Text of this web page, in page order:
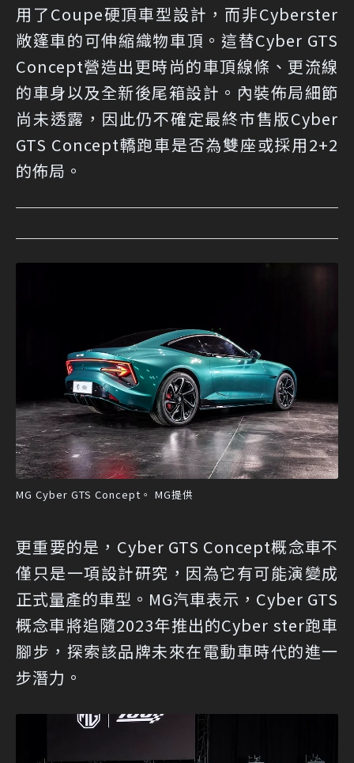
用了Coupe硬頂車型設計，而非Cyberster
敞篷車的可伸縮織物車頂。這替Cyber GTS
Concept營造出更時尚的車頂線條、更流線
的車身以及全新後尾箱設計。內裝佈局細節
尚未透露，因此仍不確定最終市售版Cyber
GTS Concept轎跑車是否為雙座或採用2+2
的佈局。
MG Cyber GTS Concept。 MG提供
更重要的是，Cyber GTS Concept概念車不
僅只是一項設計研究，因為它有可能演變成
正式量產的車型。MG汽車表示，Cyber GTS
概念車將追隨2023年推出的Cyber ster跑車
腳步，探索該品牌未來在電動車時代的進一
步潛力。